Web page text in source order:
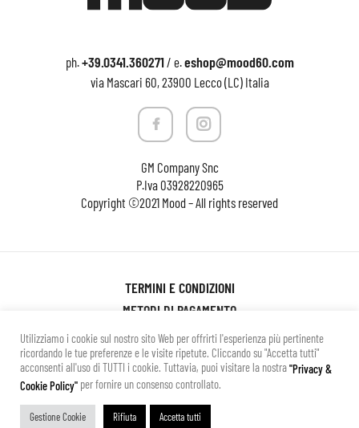
ph.+39.0341.360271/ e.eshop@mood60.com
via Mascari 60, 23900 Lecco (LC) Italia
GM Company Snc
P.Iva03928220965
Copyright ©2021 Mood – All rights reserved
TERMINI E CONDIZIONI
METODI DI PAGAMENTO
SPESE DI SPEDIZIONE
CAMBI E RESI
PRIVACY POLICY
Utilizziamo i cookie sul nostro sito Web per offrirti l'esperienza più pertinente
ricordando le tue preferenze e le visite ripetute. Cliccando su "Accetta tutti"
acconsenti all'uso di TUTTI i cookie. Tuttavia, puoi visitare la nostra"Privacy &
Cookie Policy" per fornire un consenso controllato.
Gestione Cookie Rifiuta Accetta tutti